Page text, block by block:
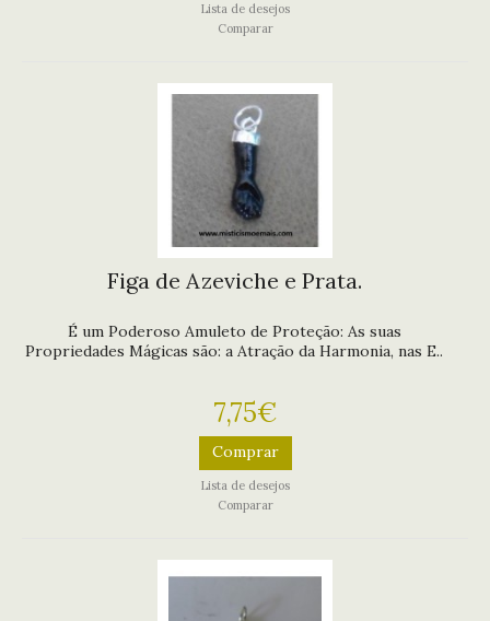
Lista de desejos
Comparar
Figa de Azeviche e Prata.
É um Poderoso Amuleto de Proteção: As suas
Propriedades Mágicas são: a Atração da Harmonia, nas E..
7,75€
Comprar
Lista de desejos
Comparar